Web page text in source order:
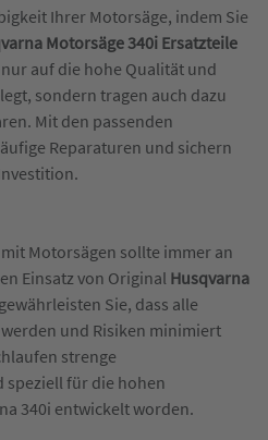
Ihrer Motorsäge, indem Sie
Motorsäge 340i Ersatzteile
auf die hohe Qualität und
sondern tragen auch dazu
Mit den passenden
Reparaturen und sichern
Motorsägen sollte immer an
Einsatz von Original Husqvarna
gewährleisten Sie, dass alle
und Risiken minimiert
strenge
für die hohen
340i entwickelt worden.